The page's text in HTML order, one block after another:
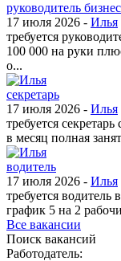
руководитель
17 июля 2026 - Илья
требуется
100 000 на руки
о...
секретарь
17 июля 2026 - Илья
требуется
в месяц полная
водитель
17 июля 2026 - Илья
требуется водитель
график 5 на 2
Все вакансии
Поиск вакансий
Работодатель: